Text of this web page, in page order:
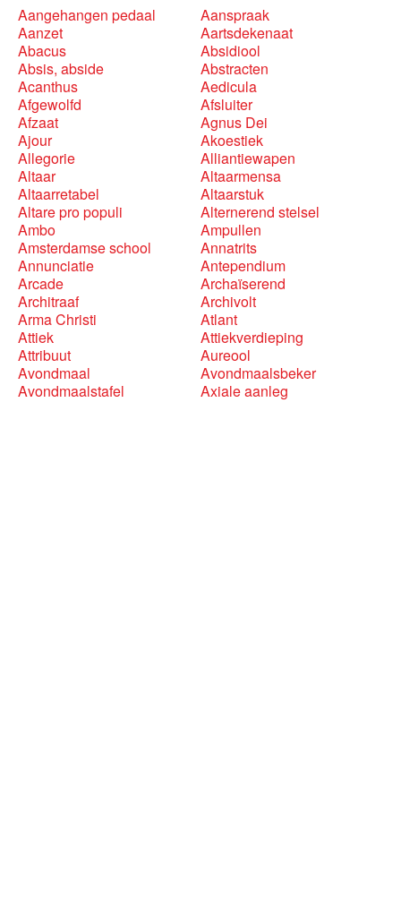
Aangehangen pedaal
Aanspraak
Aanzet
Aartsdekenaat
Abacus
Absidiool
Absis, abside
Abstracten
Acanthus
Aedicula
Afgewolfd
Afsluiter
Afzaat
Agnus Dei
Ajour
Akoestiek
Allegorie
Alliantiewapen
Altaar
Altaarmensa
Altaarretabel
Altaarstuk
Altare pro populi
Alternerend stelsel
Ambo
Ampullen
Amsterdamse school
Annatrits
Annunciatie
Antependium
Arcade
Archaïserend
Architraaf
Archivolt
Arma Christi
Atlant
Attiek
Attiekverdieping
Attribuut
Aureool
Avondmaal
Avondmaalsbeker
Avondmaalstafel
Axiale aanleg